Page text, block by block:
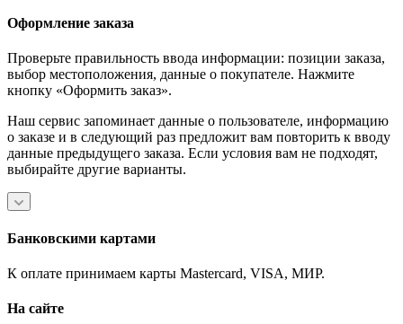
Оформление заказа
Проверьте правильность ввода информации: позиции заказа,
выбор местоположения, данные о покупателе. Нажмите
кнопку «Оформить заказ».
Наш сервис запоминает данные о пользователе, информацию
о заказе и в следующий раз предложит вам повторить к вводу
данные предыдущего заказа. Если условия вам не подходят,
выбирайте другие варианты.
Банковскими картами
К оплате принимаем карты Mastercard, VISA, МИР.
На сайте